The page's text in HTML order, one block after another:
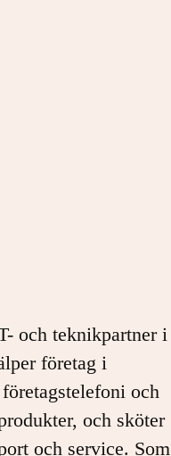
och teknikpartner i
företag i
och
och sköter
och service. Som